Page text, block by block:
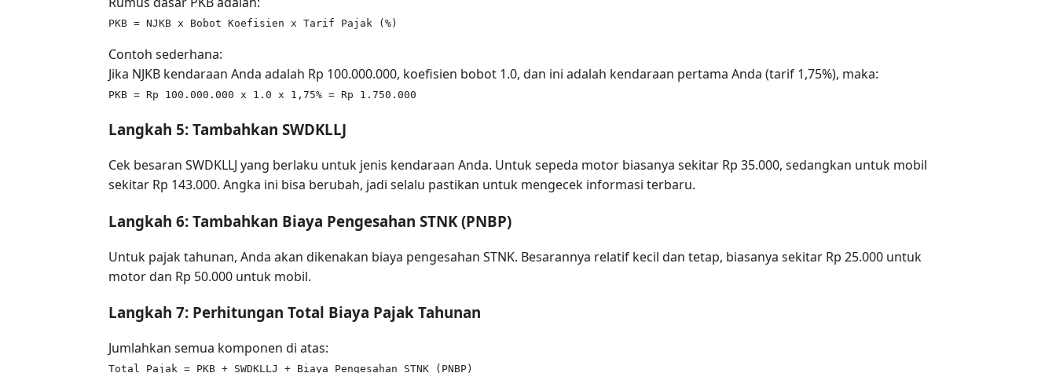
PKB = NJKB x Bobot Koefisien x Tarif Pajak (%)
Contoh sederhana:
Jika NJKB kendaraan Anda adalah Rp 100.000.000, koefisien bobot 1.0, dan ini adalah kendaraan pertama Anda (tarif 1,75%), maka:
PKB = Rp 100.000.000 x 1.0 x 1,75% = Rp 1.750.000
Langkah 5: Tambahkan SWDKLLJ
Cek besaran SWDKLLJ yang berlaku untuk jenis kendaraan Anda. Untuk sepeda motor biasanya sekitar Rp 35.000, sedangkan untuk mobil
sekitar Rp 143.000. Angka ini bisa berubah, jadi selalu pastikan untuk mengecek informasi terbaru.
Langkah 6: Tambahkan Biaya Pengesahan STNK (PNBP)
Untuk pajak tahunan, Anda akan dikenakan biaya pengesahan STNK. Besarannya relatif kecil dan tetap, biasanya sekitar Rp 25.000 untuk
motor dan Rp 50.000 untuk mobil.
Langkah 7: Perhitungan Total Biaya Pajak Tahunan
Jumlahkan semua komponen di atas:
Total Pajak = PKB + SWDKLLJ + Biaya Pengesahan STNK (PNBP)